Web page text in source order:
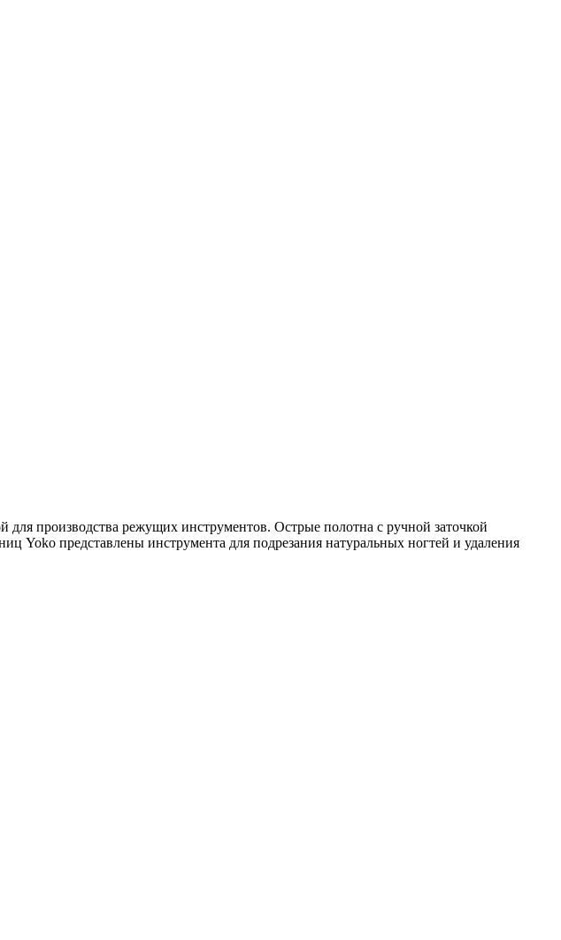
производства режущих инструментов. Острые полотна с ручной заточкой
Yoko представлены инструмента для подрезания натуральных ногтей и удаления